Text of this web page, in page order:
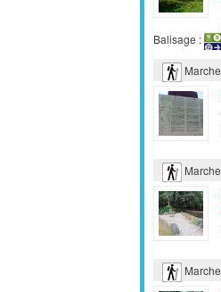
Balisage :
Marche
Marche
Marche